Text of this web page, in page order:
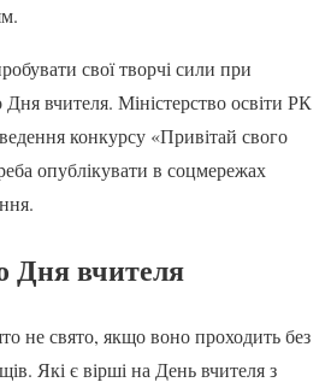
свої творчі сили при
Дня вчителя. Міністерство освіти РК
конкурсу «Привітай свого
опублікувати в соцмережах
Дня вчителя
не свято, якщо воно проходить без
Які є вірші на День вчителя з